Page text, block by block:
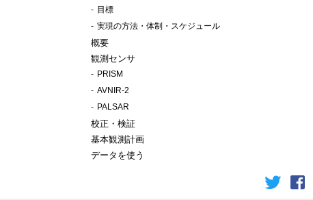
目標
実現の方法・体制・スケジュール
概要
観測センサ
PRISM
AVNIR-2
PALSAR
校正・検証
基本観測計画
データを使う